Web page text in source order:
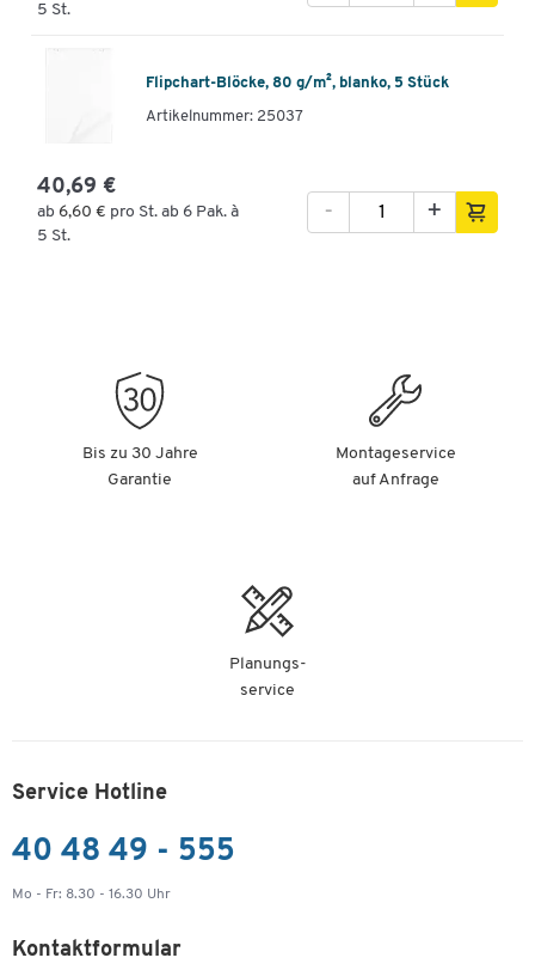
5 St.
Flipchart-Blöcke, 80 g/m², blanko, 5 Stück
Artikelnummer: 25037
40,69 €
ab 6,60 € pro St. ab 6 Pak. à
5 St.
+
-
Bis zu 30 Jahre
Garantie
Montageservice
auf Anfrage
Planungs-
service
Service Hotline
40 48 49 - 555
Mo - Fr: 8.30 - 16.30 Uhr
Kontaktformular